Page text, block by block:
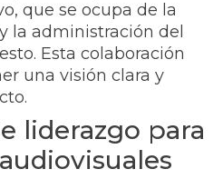
que se ocupa de la
la administración del
Esta colaboración
una visión clara y
liderazgo para